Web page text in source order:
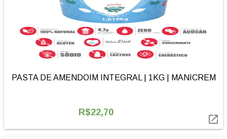
PASTA DE AMENDOIM INTEGRAL | 1KG | MANICREM
R$22,70
